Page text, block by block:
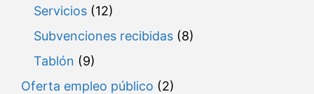
Servicios (12)
Subvenciones recibidas (8)
Tablón (9)
Oferta empleo público (2)